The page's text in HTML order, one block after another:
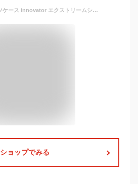
イノベーター スーツケース innovator エクストリームシリーズ キャリーケース 機内持ち込み可 TSAロック 1泊〜2泊 55cm/38L inv50 2年保証 1泊 2泊 旅行 出張 北欧デザイン PC収納 キャスターストッパー 静音 トリオ 正規品 Sサイズ ブランド
ショップでみる